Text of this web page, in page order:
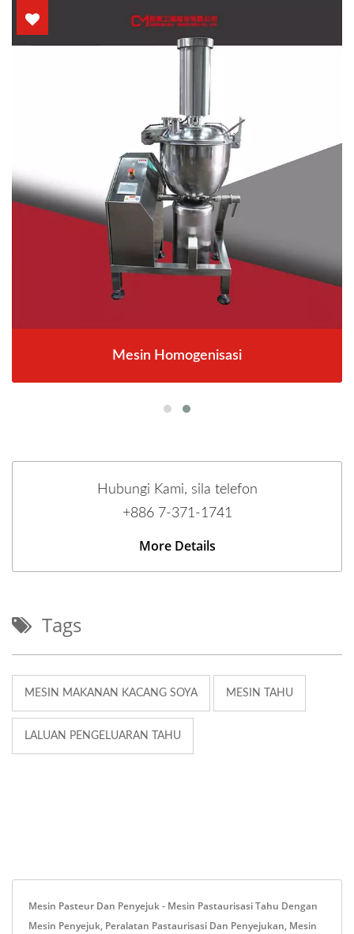
Mesin Homogenisasi
Hubungi Kami, sila telefon
+886 7-371-1741
More Details
Tags
MESIN MAKANAN KACANG SOYA MESIN TAHU
LALUAN PENGELUARAN TAHU
Mesin Pasteur Dan Penyejuk - Mesin Pastaurisasi Tahu Dengan
Mesin Penyejuk, Peralatan Pastaurisasi Dan Penyejukan, Mesin